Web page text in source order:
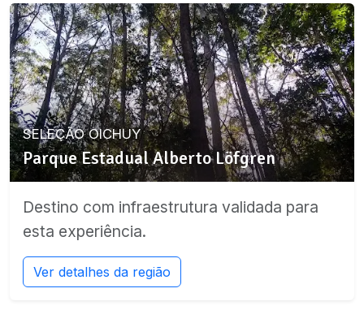
SELEÇÃO OICHUY
Parque Estadual Alberto Löfgren
Destino com infraestrutura validada para
esta experiência.
Ver detalhes da região